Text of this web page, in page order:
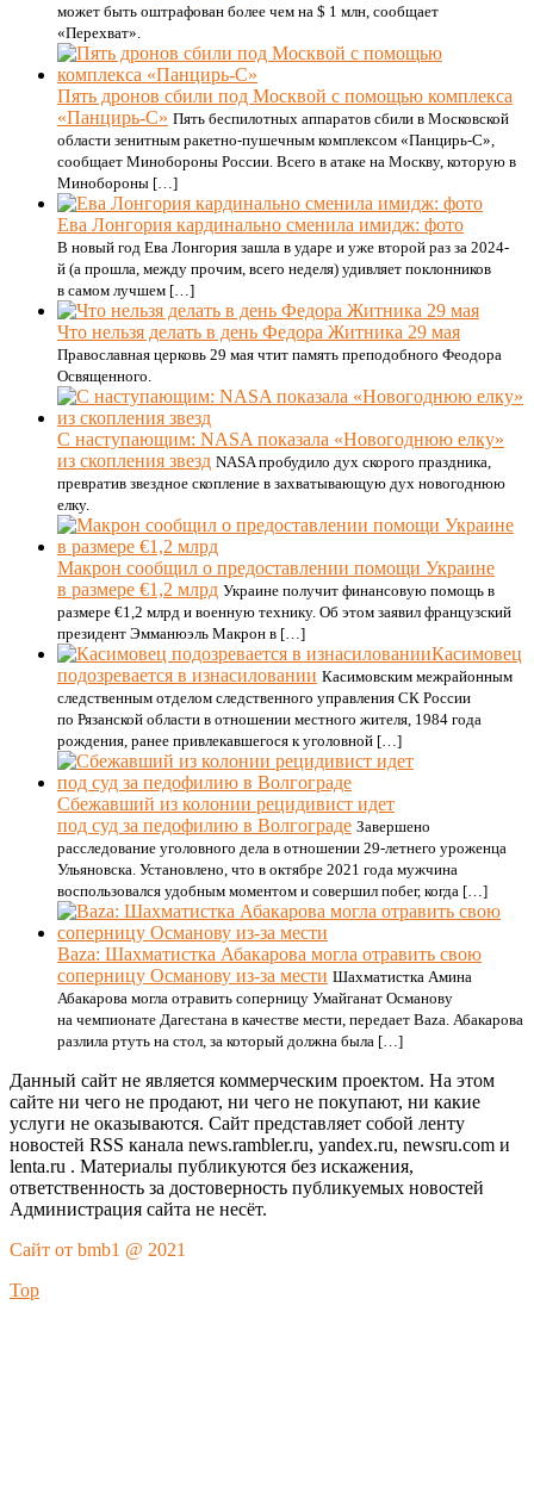
может быть оштрафован более чем на $ 1 млн, сообщает
«Перехват».
Пять дронов сбили под Москвой с помощью комплекса
«Панцирь-С» Пять беспилотных аппаратов сбили в Московской
области зенитным ракетно-пушечным комплексом «Панцирь-С»,
сообщает Минобороны России. Всего в атаке на Москву, которую в
Минобороны […]
Ева Лонгория кардинально сменила имидж: фото
В новый год Ева Лонгория зашла в ударе и уже второй раз за 2024-
й (а прошла, между прочим, всего неделя) удивляет поклонников
в самом лучшем […]
Что нельзя делать в день Федора Житника 29 мая
Православная церковь 29 мая чтит память преподобного Феодора
Освященного.
С наступающим: NASA показала «Новогоднюю елку»
из скопления звезд NASA пробудило дух скорого праздника,
превратив звездное скопление в захватывающую дух новогоднюю
елку.
Макрон сообщил о предоставлении помощи Украине
в размере €1,2 млрд Украине получит финансовую помощь в
размере €1,2 млрд и военную технику. Об этом заявил французский
президент Эмманюэль Макрон в […]
Касимовец
подозревается в изнасиловании Касимовским межрайонным
следственным отделом следственного управления СК России
по Рязанской области в отношении местного жителя, 1984 года
рождения, ранее привлекавшегося к уголовной […]
Сбежавший из колонии рецидивист идет
под суд за педофилию в Волгограде Завершено
расследование уголовного дела в отношении 29-летнего уроженца
Ульяновска. Установлено, что в октябре 2021 года мужчина
воспользовался удобным моментом и совершил побег, когда […]
Baza: Шахматистка Абакарова могла отравить свою
соперницу Османову из-за мести Шахматистка Амина
Абакарова могла отравить соперницу Умайганат Османову
на чемпионате Дагестана в качестве мести, передает Baza. Абакарова
разлила ртуть на стол, за который должна была […]
Данный сайт не является коммерческим проектом. На этом
сайте ни чего не продают, ни чего не покупают, ни какие
услуги не оказываются. Сайт представляет собой ленту
новостей RSS канала news.rambler.ru, yandex.ru, newsru.com и
lenta.ru . Материалы публикуются без искажения,
ответственность за достоверность публикуемых новостей
Администрация сайта не несёт.
Сайт от bmb1 @ 2021
Top